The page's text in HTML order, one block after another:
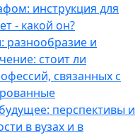
инструкция для
- какой он?
разнообразие и
стоит ли
связанных с
перспективы и
в вузах и в